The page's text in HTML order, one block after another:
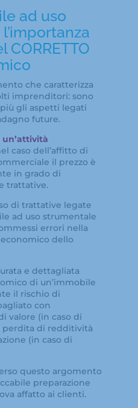
ad uso
che caratterizza
imprenditori: sono
gli aspetti legati
future.
caso dell’affitto di
il prezzo è
in grado di
trattative.
di trattative legate
ad uso strumentale
errori nella
dello
e dettagliata
di un’immobile
il rischio di
con
valore (in caso di
perdita di redditività
(in caso di
questo argomento
preparazione
affatto ai clienti.